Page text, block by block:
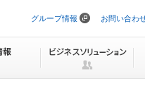
ビ
ョ
グループ情報 お問い合わ